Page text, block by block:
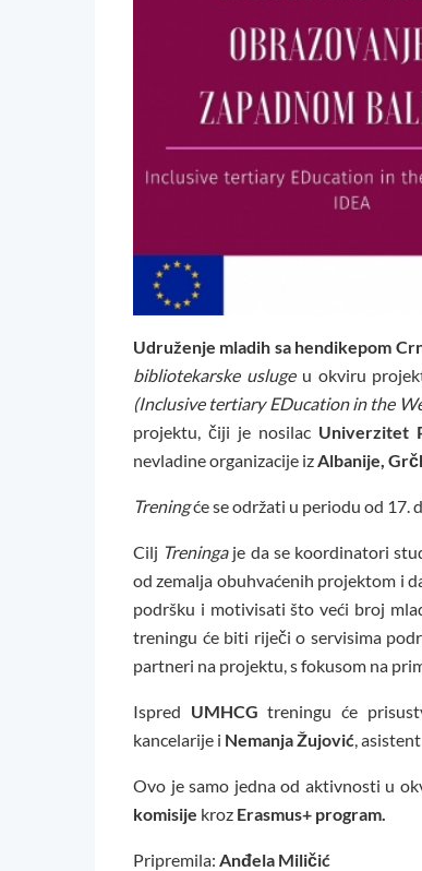
Udruženje mladih sa hendikepom
bibliotekarske uslugeu okviru
(Inclusive tertiary EDucation in the
projektu, čiji je nosilac Univerzitet
nevladine organizacije izAlbanije,
Treningće se održati u periodu od 17.
Cilj Treningaje da se koordinatori
od zemalja obuhvaćenih projektom i
podršku i motivisati što veći broj
treningu će biti riječi o servisima
partneri na projektu, s fokusom na
Ispred UMHCG treningu će
kancelarije i Nemanja Žujović,
Ovo je samo jedna od aktivnosti u
komisije kroz Erasmus+ program.
Pripremila: Anđela Miličić